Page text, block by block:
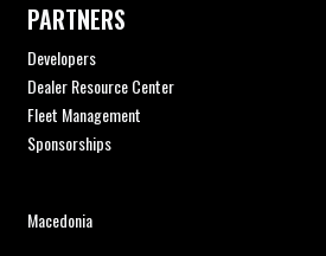
PARTNERS
Developers
Dealer Resource Center
Fleet Management
Sponsorships
Macedonia